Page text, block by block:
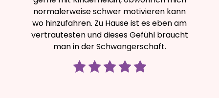
normalerweise schwer motivieren kann
wo hinzufahren. Zu Hause ist es eben am
vertrautesten und dieses Gefühl braucht
man in der Schwangerschaft.